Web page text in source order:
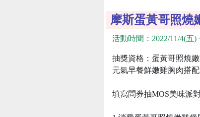
摩斯蛋黃哥照燒
活動時間：2022/11/4(五)
抽獎資格：蛋黃哥照燒
元氣早餐鮮嫩雞胸肉搭
填寫問券抽MOS美味派